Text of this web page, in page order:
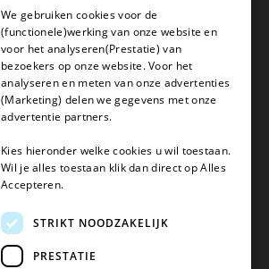
We gebruiken cookies voor de
(functionele)werking van onze website en
voor het analyseren(Prestatie) van
bezoekers op onze website. Voor het
analyseren en meten van onze advertenties
(Marketing) delen we gegevens met onze
advertentie partners.
Kies hieronder welke cookies u wil toestaan.
Wil je alles toestaan klik dan direct op Alles
Accepteren.
STRIKT NOODZAKELIJK
PRESTATIE